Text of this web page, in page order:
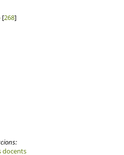
[268]
docents